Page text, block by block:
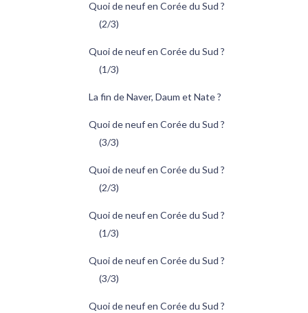
Quoi de neuf en Corée du Sud ?
(2/3)
Quoi de neuf en Corée du Sud ?
(1/3)
La fin de Naver, Daum et Nate ?
Quoi de neuf en Corée du Sud ?
(3/3)
Quoi de neuf en Corée du Sud ?
(2/3)
Quoi de neuf en Corée du Sud ?
(1/3)
Quoi de neuf en Corée du Sud ?
(3/3)
Quoi de neuf en Corée du Sud ?